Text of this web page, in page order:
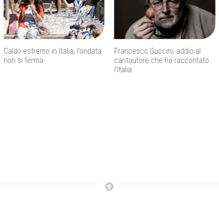
Francesco Guccini, addio al
cantautore che ha raccontato
Inps, bonus assunzioni per
madri con tre figli e incentivi per
giovani under 35